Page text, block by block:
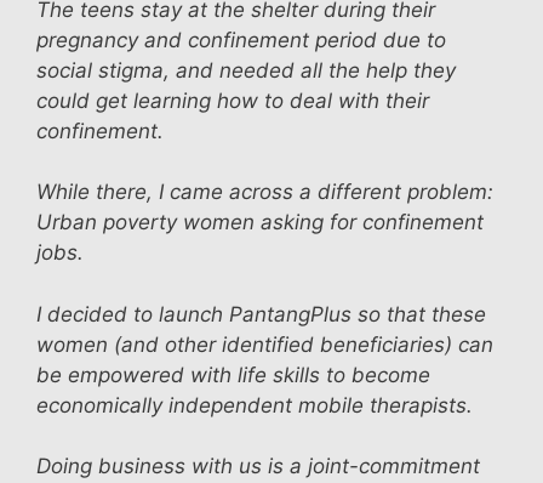
The teens stay at the shelter during their
pregnancy and confinement period due to
social stigma, and needed all the help they
could get learning how to deal with their
confinement.
While there, I came across a different problem:
Urban poverty women asking for confinement
jobs.
I decided to launch PantangPlus so that these
women (and other identified beneficiaries) can
be empowered with life skills to become
economically independent mobile therapists.
Doing business with us is a joint-commitment